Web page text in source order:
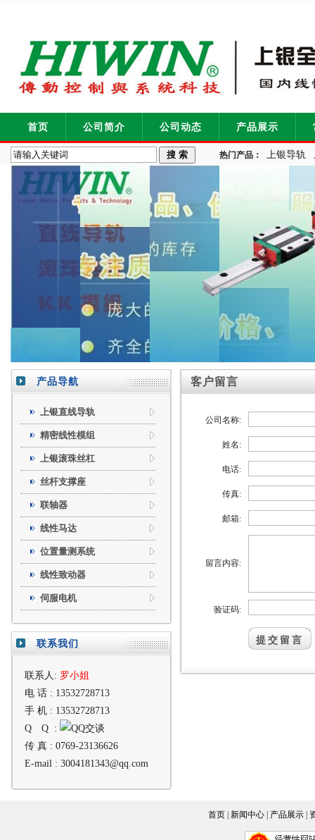
首页 公司简介 公司动态 产品展示
热门产品： 上银导轨
客户留言
公司名称:
姓名:
电话:
传真:
邮箱:
留言内容:
验证码:
产品导航
上银直线导轨
精密线性模组
上银滚珠丝杠
丝杆支撑座
联轴器
线性马达
位置量测系统
线性致动器
伺服电机
联系我们
联系人: 罗小姐
电 话 : 13532728713
手 机 : 13532728713
Q Q :
传 真 : 0769-23136626
E-mail : 3004181343@qq.com
首页 新闻中心 产品展示